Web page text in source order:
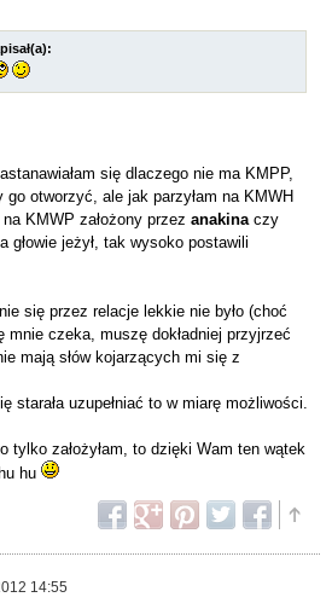
się dlaczego nie ma KMPP,
go otworzyć, ale jak parzyłam na KMWH
na KMWP założony przez anakinaczy
głowie jeżył, tak wysoko postawili
się przez relacje lekkie nie było (choć
czeka, muszę dokładniej przyjrzeć
mają słów kojarzących mi się z
starała uzupełniać to w miarę możliwości.
tylko założyłam, to dzięki Wam ten wątek
hu
14:55